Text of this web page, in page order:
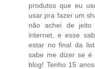
produtos que eu
usar pra fazer um
não achei de jeito
internet, e esse
estar no final da
sabe me dizer se é
blog! Tenho 15